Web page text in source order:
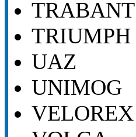
TRABANT
TRIUMPH
UAZ
UNIMOG
VELOREX